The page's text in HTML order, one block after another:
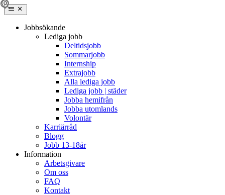
Jobbsökande
Lediga jobb
Deltidsjobb
Sommarjobb
Internship
Extrajobb
Alla lediga jobb
Lediga jobb | städer
Jobba hemifrån
Jobba utomlands
Volontär
Karriärråd
Blogg
Jobb 13-18år
Information
Arbetsgivare
Om oss
FAQ
Kontakt